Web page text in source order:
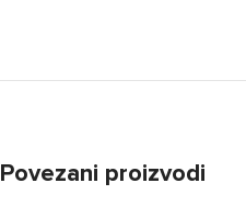
Povezani proizvodi